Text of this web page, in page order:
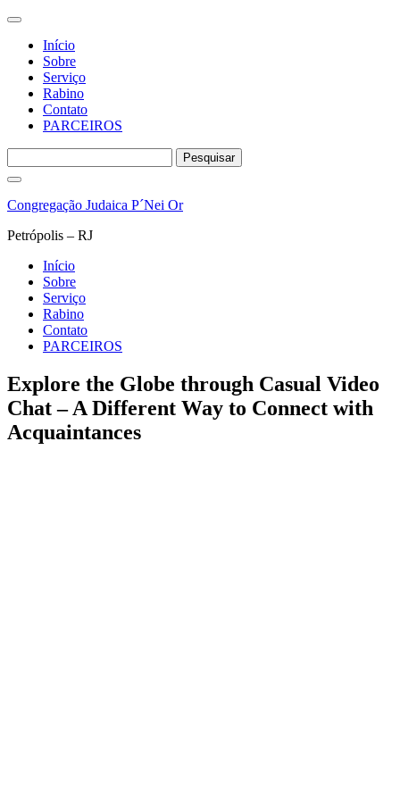
Início
Sobre
Serviço
Rabino
Contato
PARCEIROS
por:
Pular
o
Congregação Judaica P´Nei Or
Petrópolis – RJ
Início
Sobre
Serviço
Rabino
Contato
PARCEIROS
Explore the Globe through Casual Video
Chat – A Different Way to Connect with
Acquaintances